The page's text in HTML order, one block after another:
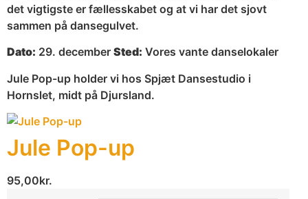
det vigtigste er fællesskabet og at vi har det sjovt
sammen på dansegulvet.
Dato: 29. december Sted: Vores vante danselokaler
Jule Pop-up holder vi hos Spjæt Dansestudio i
Hornslet, midt på Djursland.
Jule Pop-up
95,00kr.